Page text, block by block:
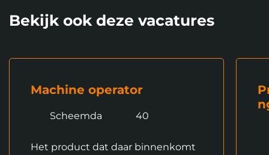
Bekijk ook deze vacatures
Machine operator
Scheemda 40
Het product dat daar binnenkomt